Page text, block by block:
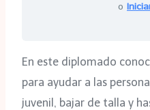
o
En este diplomado
para ayudar a las
juvenil, bajar de talla y